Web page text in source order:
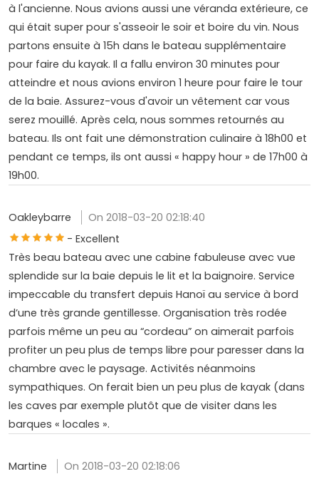
à l'ancienne. Nous avions aussi une véranda extérieure, ce
qui était super pour s'asseoir le soir et boire du vin. Nous
partons ensuite à 15h dans le bateau supplémentaire
pour faire du kayak. Il a fallu environ 30 minutes pour
atteindre et nous avions environ 1 heure pour faire le tour
de la baie. Assurez-vous d'avoir un vêtement car vous
serez mouillé. Après cela, nous sommes retournés au
bateau. Ils ont fait une démonstration culinaire à 18h00 et
pendant ce temps, ils ont aussi « happy hour » de 17h00 à
19h00.
Oakleybarre
On 2018-03-20 02:18:40
- Excellent
Très beau bateau avec une cabine fabuleuse avec vue
splendide sur la baie depuis le lit et la baignoire. Service
impeccable du transfert depuis Hanoï au service à bord
d’une très grande gentillesse. Organisation très rodée
parfois même un peu au “cordeau” on aimerait parfois
profiter un peu plus de temps libre pour paresser dans la
chambre avec le paysage. Activités néanmoins
sympathiques. On ferait bien un peu plus de kayak (dans
les caves par exemple plutôt que de visiter dans les
barques « locales ».
Martine
On 2018-03-20 02:18:06